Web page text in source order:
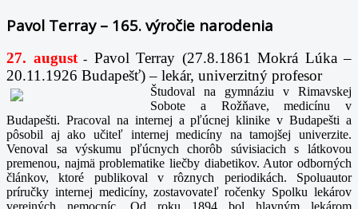
Pavol Terray – 165. výročie narodenia
27. august- Pavol Terray (27.8.1861 Mokrá Lúka –
20.11.1926 Budapešť) – lekár, univerzitný profesor
Študoval na gymnáziu v Rimavskej
Sobote a Rožňave, medicínu v
Budapešti. Pracoval na internej a pľúcnej klinike v Budapešti a
pôsobil aj ako učiteľ internej medicíny na tamojšej univerzite.
Venoval sa výskumu pľúcnych chorôb súvisiacich s látkovou
premenou, najmä problematike liečby diabetikov. Autor odborných
článkov, ktoré publikoval v rôznych periodikách. Spoluautor
príručky internej medicíny, zostavovateľ ročenky Spolku lekárov